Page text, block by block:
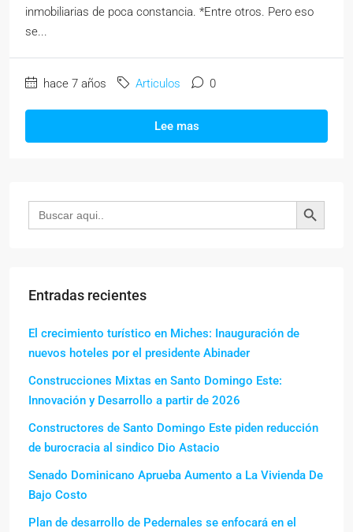
inmobiliarias de poca constancia. *Entre otros. Pero eso
se...
hace 7 años Articulos 0
Lee mas
Buscar: Botón de búsqueda
Entradas recientes
El crecimiento turístico en Miches: Inauguración de
nuevos hoteles por el presidente Abinader
Construcciones Mixtas en Santo Domingo Este:
Innovación y Desarrollo a partir de 2026
Constructores de Santo Domingo Este piden reducción
de burocracia al sindico Dio Astacio
Senado Dominicano Aprueba Aumento a La Vivienda De
Bajo Costo
Plan de desarrollo de Pedernales se enfocará en el